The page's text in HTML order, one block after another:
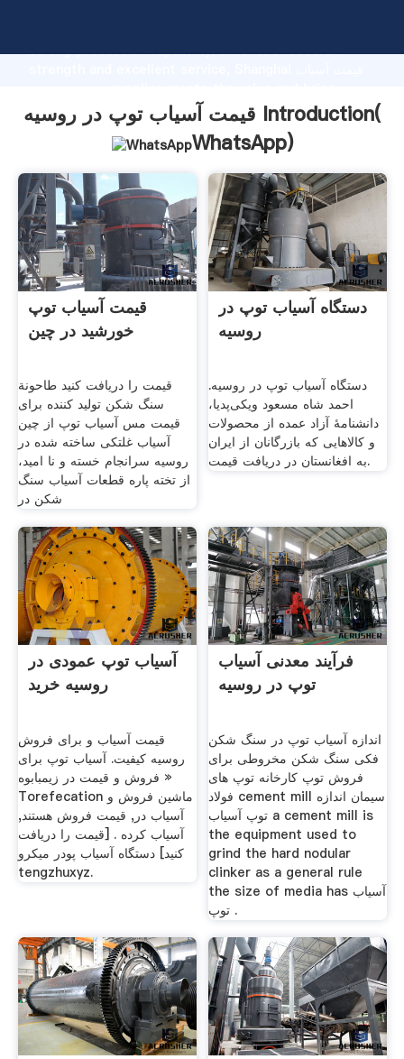
strong production capability, advanced research
values to all of customers.
قیمت آسیاب توپ در روسیه Introduction(
WhatsApp)
قیمت آسیاب توپ
خورشید در چین
قیمت را دریافت کنید طاحونة
سنگ شکن تولید کننده برای
قیمت مس آسیاب توپ از چین
آسیاب غلتکی ساخته شده در
روسیه سرانجام خسته و نا امید،
از تخته پاره قطعات آسیاب سنگ
شکن در
دستگاه آسیاب توپ در
روسیه
دستگاه آسیاب توپ در روسیه.
احمد شاه مسعود ویکی‌پدیا،
دانشنامهٔ آزاد عمده از محصولات
و کالاهایی که بازرگانان از ایران
به افغانستان در دریافت قیمت.
آسیاب توپ عمودی در
روسیه خرید
قیمت آسیاب و برای فروش
روسیه کیفیت. آسیاب توپ برای
فروش و قیمت در زیمبابوه »
Torefecation ماشین فروش و
آسیاب در, قیمت فروش هستند,
آسیاب کرده . [قیمت را دریافت
کنید] دستگاه آسیاب پودر میکرو
tengzhuxyz.
فرآیند معدنی آسیاب
توپ در روسیه
اندازه آسیاب توپ در سنگ شکن
فکی سنگ شکن مخروطی برای
فروش توپ کارخانه توپ های
فولاد cement mill سیمان اندازه
توپ آسیاب a cement mill is
the equipment used to
grind the hard nodular
clinker as a general rule
the size of media has آسیاب
توپ .